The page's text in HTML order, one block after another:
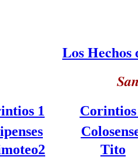
Los Hechos
1 Corintios
Tito